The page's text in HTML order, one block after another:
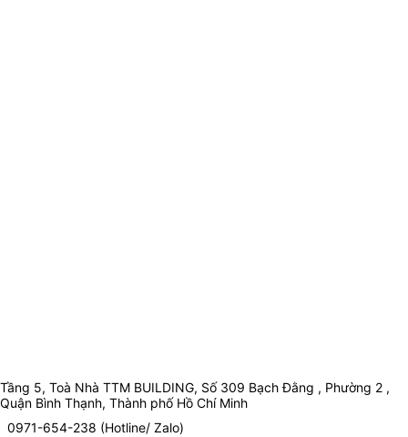
Tầng 5, Toà Nhà TTM BUILDING, Số 309 Bạch Đằng , Phường 2 ,
Quận Bình Thạnh, Thành phố Hồ Chí Minh
0971-654-238 (Hotline/ Zalo)